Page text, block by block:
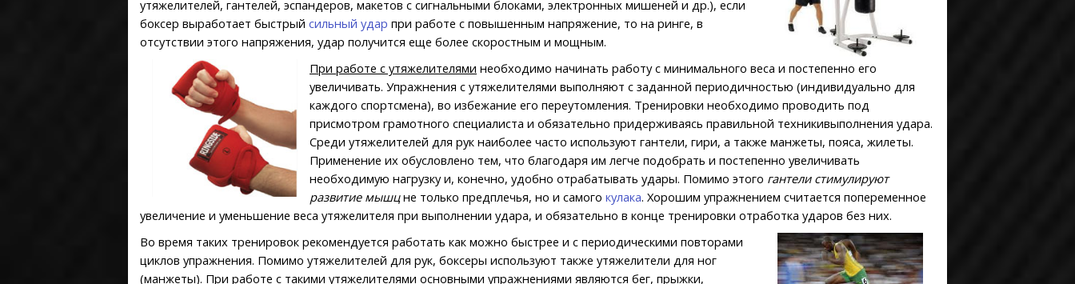
утяжелителей, гантелей, эспандеров, макетов с сигнальными блоками, электронных мишеней и др.), если
боксер выработает быстрый сильный удар при работе с повышенным напряжение, то на ринге, в
отсутствии этого напряжения, удар получится еще более скоростным и мощным.
При работе с утяжелителями необходимо начинать работу с минимального веса и постепенно его
увеличивать. Упражнения с утяжелителями выполняют с заданной периодичностью (индивидуально для
каждого спортсмена), во избежание его переутомления. Тренировки необходимо проводить под
присмотром грамотного специалиста и обязательно придерживаясь правильной техникивыполнения удара.
Среди утяжелителей для рук наиболее часто используют гантели, гири, а также манжеты, пояса, жилеты.
Применение их обусловлено тем, что благодаря им легче подобрать и постепенно увеличивать
необходимую нагрузку и, конечно, удобно отрабатывать удары. Помимо этого гантели стимулируют
развитие мышцне только предплечья, но и самого кулака. Хорошим упражнением считается попеременное
увеличение и уменьшение веса утяжелителя при выполнении удара, и обязательно в конце тренировки отработка ударов без них.
Во время таких тренировок рекомендуется работать как можно быстрее и с периодическими повторами
циклов упражнения. Помимо утяжелителей для рук, боксеры используют также утяжелители для ног
(манжеты). При работе с такими утяжелителями основными упражнениями являются бег, прыжки,